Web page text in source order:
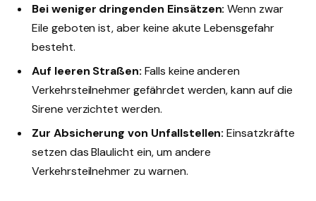
Bei weniger dringenden Einsätzen: Wenn zwar
Eile geboten ist, aber keine akute Lebensgefahr
besteht.
Auf leeren Straßen: Falls keine anderen
Verkehrsteilnehmer gefährdet werden, kann auf die
Sirene verzichtet werden.
Zur Absicherung von Unfallstellen: Einsatzkräfte
setzen das Blaulicht ein, um andere
Verkehrsteilnehmer zu warnen.